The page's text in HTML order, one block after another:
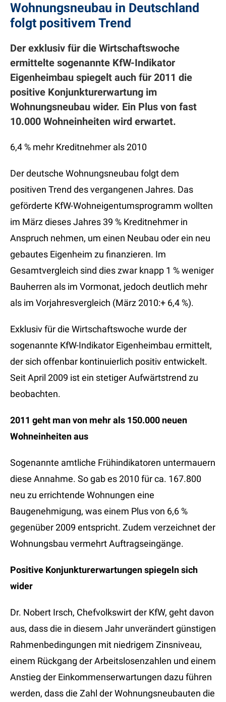
Wohnungsneubau in Deutschland
folgt positivem Trend
Der exklusiv für die Wirtschaftswoche
ermittelte sogenannte KfW-Indikator
Eigenheimbau spiegelt auch für 2011 die
positive Konjunkturerwartung im
Wohnungsneubau wider. Ein Plus von fast
10.000 Wohneinheiten wird erwartet.
6,4 % mehr Kreditnehmer als 2010
Der deutsche Wohnungsneubau folgt dem
positiven Trend des vergangenen Jahres. Das
geförderte KfW-Wohneigentumsprogramm wollten
im März dieses Jahres 39 % Kreditnehmer in
Anspruch nehmen, um einen Neubau oder ein neu
gebautes Eigenheim zu finanzieren. Im
Gesamtvergleich sind dies zwar knapp 1 % weniger
Bauherren als im Vormonat, jedoch deutlich mehr
als im Vorjahresvergleich (März 2010:+ 6,4 %).
Exklusiv für die Wirtschaftswoche wurde der
sogenannte KfW-Indikator Eigenheimbau ermittelt,
der sich offenbar kontinuierlich positiv entwickelt.
Seit April 2009 ist ein stetiger Aufwärtstrend zu
beobachten.
2011 geht man von mehr als 150.000 neuen
Wohneinheiten aus
Sogenannte amtliche Frühindikatoren untermauern
diese Annahme. So gab es 2010 für ca. 167.800
neu zu errichtende Wohnungen eine
Baugenehmigung, was einem Plus von 6,6 %
gegenüber 2009 entspricht. Zudem verzeichnet der
Wohnungsbau vermehrt Auftragseingänge.
Positive Konjunkturerwartungen spiegeln sich
wider
Dr. Nobert Irsch, Chefvolkswirt der KfW, geht davon
aus, dass die in diesem Jahr unverändert günstigen
Rahmenbedingungen mit niedrigem Zinsniveau,
einem Rückgang der Arbeitslosenzahlen und einem
Anstieg der Einkommenserwartungen dazu führen
werden, dass die Zahl der Wohnungsneubauten die